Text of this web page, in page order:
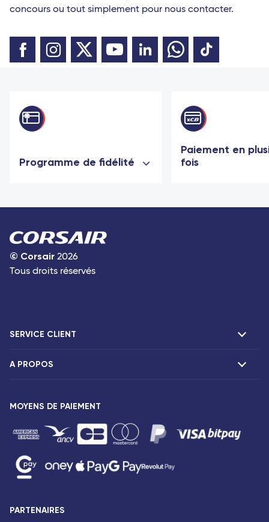
concours ou tout simplement pour nous contacter.
Programme de fidélité
Paiement en
fois
© Corsair 2026
Tous droits réservés
SERVICE CLIENT
F.A.Q et contacts
Agences Corsair
A PROPOS
Communiqués de presse
Conditions tarifaires
MOYENS DE PAIEMENT
PARTENAIRES